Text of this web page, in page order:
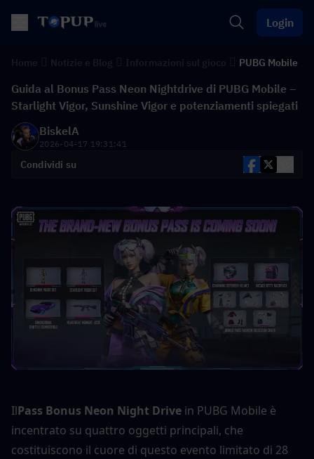
Login
PUBG Mobile
Guida al Bonus Pass Neon Nightdrive di PUBG Mobile –
Starlight Vigor, Sunshine Vigor e potenziamenti spiegati
BiskelA
2026-04-17 19:31:41
Condividi su
IlPass Bonus Neon Night Drive in PUBG Mobile è
incentrato su quattro oggetti principali, che
costituiscono il cuore di questo evento limitato di 28